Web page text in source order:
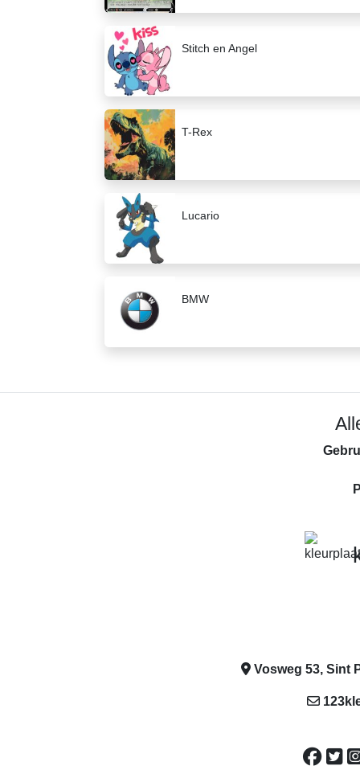
Stitch en Angel
T-Rex
Lucario
BMW
Vosweg 53, Sint